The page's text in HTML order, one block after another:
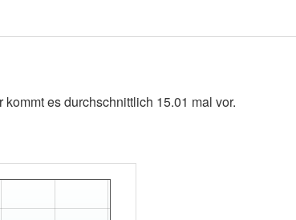
es durchschnittlich 15.01 mal vor.